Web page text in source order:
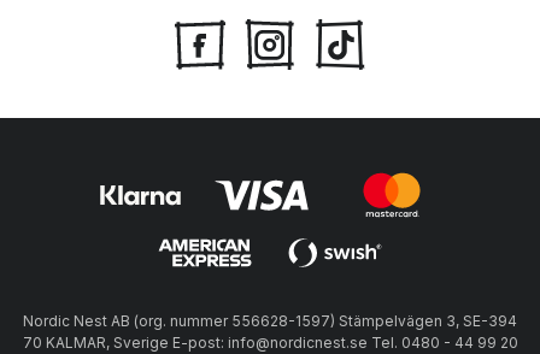
Nordic Nest AB (org. nummer 556628-1597) Stämpelvägen 3, SE-394
70 KALMAR, Sverige E-post: info@nordicnest.se Tel. 0480 - 44 99 20